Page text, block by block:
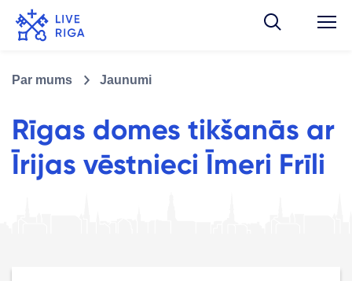
Par mums Jaunumi
Rīgas domes tikšanās ar
Īrijas vēstnieci Īmeri Frīli